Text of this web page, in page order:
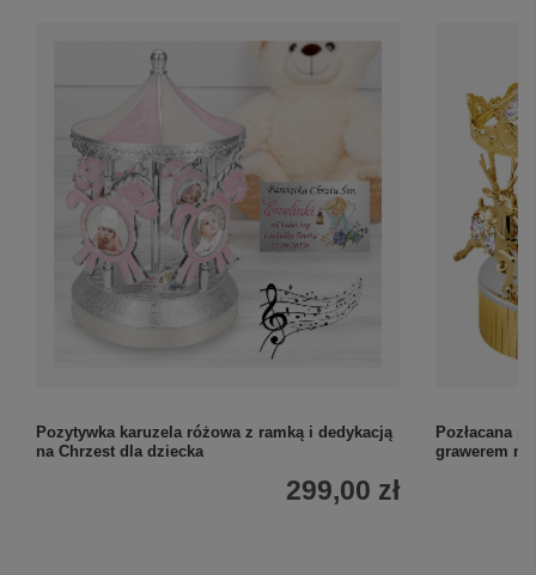
Pozytywka karuzela różowa z ramką i dedykacją
na Chrzest dla dziecka
299,00 zł
Pozłacana
grawerem na